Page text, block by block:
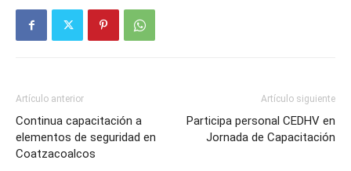
Artículo anterior
Continua capacitación a
elementos de seguridad en
Coatzacoalcos
Artículo siguiente
Participa personal CEDHV en
Jornada de Capacitación